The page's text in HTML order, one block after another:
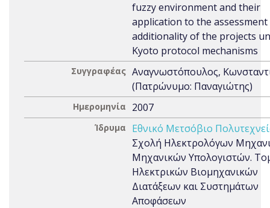
fuzzy environment and their
application to the
additionality of the projects
Kyoto protocol mechanisms
Συγγραφέας Αναγνωστόπουλος,
(Πατρώνυμο: Παναγιώτης)
Ημερομηνία 2007
Ίδρυμα
Εθνικό Μετσόβιο
Σχολή Ηλεκτρολόγων
Μηχανικών Υπολογιστών.
Ηλεκτρικών Βιομηχανικών
Διατάξεων και Συστημάτων
Αποφάσεων